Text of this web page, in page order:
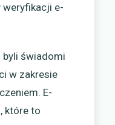
e-
byli świadomi
w zakresie
E-
które to